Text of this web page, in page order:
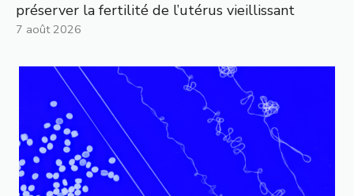
préserver la fertilité de l’utérus vieillissant
7 août 2026